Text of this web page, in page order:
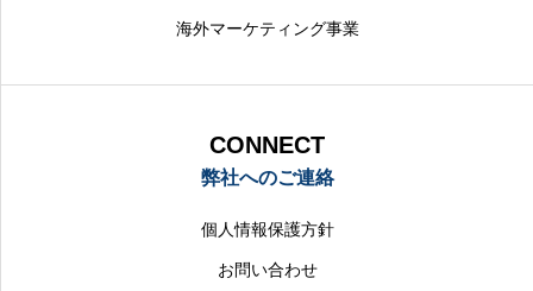
海外マーケティング事業
CONNECT
弊社へのご連絡
個人情報保護方針
お問い合わせ